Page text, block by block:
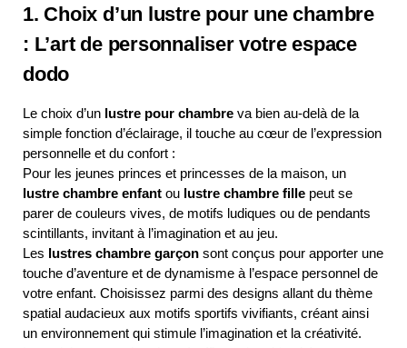
1. Choix d’un lustre pour une chambre
: L’art de personnaliser votre espace
dodo
Le choix d’un lustre pour chambre va bien au-delà de la
simple fonction d’éclairage, il touche au cœur de l’expression
personnelle et du confort :
Pour les jeunes princes et princesses de la maison, un
lustre chambre enfant ou lustre chambre fille peut se
parer de couleurs vives, de motifs ludiques ou de pendants
scintillants, invitant à l’imagination et au jeu.
Les lustres chambre garçon sont conçus pour apporter une
touche d’aventure et de dynamisme à l’espace personnel de
votre enfant. Choisissez parmi des designs allant du thème
spatial audacieux aux motifs sportifs vivifiants, créant ainsi
un environnement qui stimule l’imagination et la créativité.